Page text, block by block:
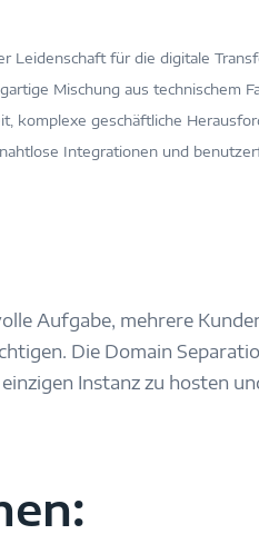
Leidenschaft für die digitale
Mischung aus technischem
komplexe geschäftliche
Integrationen und
Aufgabe, mehrere
Die Domain
Instanz zu hosten